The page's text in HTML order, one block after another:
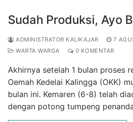
Sudah Produksi, Ayo
ADMINISTRATOR KALIKAJAR
7
WARTA WARGA
0 KOMENTAR
Akhirnya setelah 1 bulan proses
Oemah Kedelai Kalingga (OKK)
bulan ini. Kemaren (6-8) telah
dengan potong tumpeng